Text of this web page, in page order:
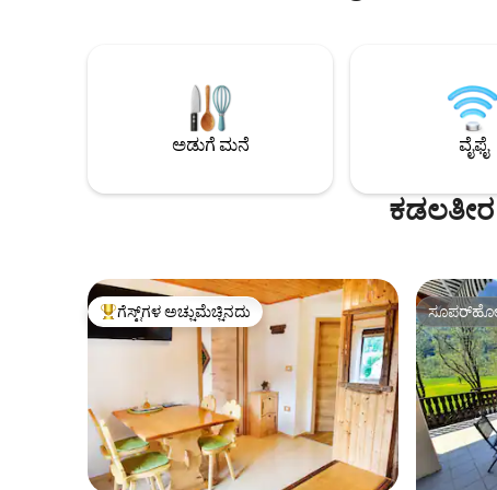
ಹೋಸ್ಟ್ ಮಾಡಲು ಸಂತೋಷಪಡುತ್ತೇವೆ. ಸುಸ್ಥಿರತೆ:
ನಾವು ಬಳಸುವುದಕ್ಕಿಂತ ಹೆಚ್ಚಿನ ಶಕ್ತಿಯನ್ನು ನಾವು
ಉತ್ಪಾದಿಸುತ್ತೇವೆ. ಪ್ರವಾಸೋದ್ಯಮ ತೆರಿಗೆಯನ್ನು (ದಿನಕ್ಕೆ
ವಯಸ್ಕರಿಗೆ 3,13, 7 ವರ್ಷಕ್ಕಿಂತ ಮೇಲ್ಪಟ್ಟ ಮಕ್ಕಳಿಗೆ
ಮತ್ತು
ಓಯಸಿಸ್‌ನಲ್ಲಿ
ಪಡೆಯಿರಿ.
ಅಡುಗೆ ಮನೆ ವೈಫೈ
ಗೆಸ್ಟ್‌ಗಳಿಗೆ ಅತಿ ಹೆಚ್ಚು ಅಚ್ಚುಮೆಚ್ಚಿನದು
ಗೆಸ್ಟ್‌ಗಳ ಅಚ್ಚುಮೆಚ್ಚಿನದು